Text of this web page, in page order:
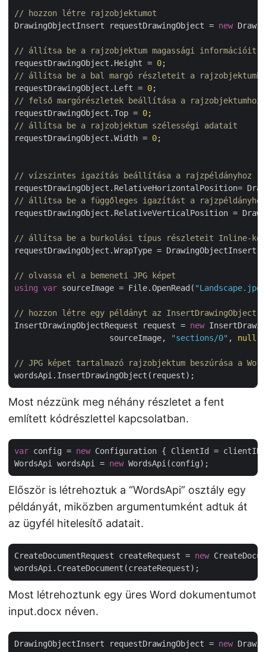
// hozzon létre rajzobjektumot
DrawingObjectInsert requestDrawingObject = new
// állítsa be a rajzobjektum magassági információit
requestDrawingObject.Height = 0
// állítsa be a bal margó részleteit a
requestDrawingObject.Left = 0
// felső margórészletek beállítása a rajzobjektumhoz
requestDrawingObject.Top = 0
// állítsa be a rajzobjektum szélességi adatait
requestDrawingObject.Width = 0;
// vízszintes igazítás beállítása a rajzpéldányhoz
// állítsa be a függőleges igazítást a rajzpéldányhoz
requestDrawingObject.RelativeVerticalPosition =
// állítsa be a burkolási típus részleteit Inline-
requestDrawingObject.WrapType =
// olvassa el a bemeneti JPG képet
using
var sourceImage = File.OpenRead( "Landscape.jpg"
// hozzon létre egy példányt az InsertDrawingObject
InsertDrawingObjectRequest request = new
                    sourceImage,
"sections/0" , null
// JPG képet tartalmazó rajzobjektum beszúrása a Word
Most nézzünk meg néhány részletet a fent
említett kódrészlettel kapcsolatban.
var config = new Configuration { ClientId =
WordsApi wordsApi = new
Először is létrehoztuk a “WordsApi” osztály egy
példányát, miközben argumentumként adtuk át
az ügyfél hitelesítő adatait.
CreateDocumentRequest createRequest = new
Most létrehoztunk egy üres Word dokumentumot
input.docx néven.
DrawingObjectInsert requestDrawingObject = new